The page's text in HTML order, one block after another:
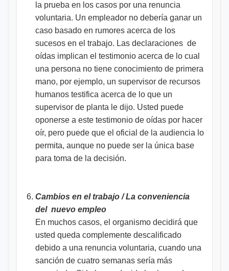
la prueba en los casos por una renuncia
voluntaria. Un empleador no debería ganar un
caso basado en rumores acerca de los
sucesos en el trabajo. Las declaraciones de
oídas implican el testimonio acerca de lo cual
una persona no tiene conocimiento de primera
mano, por ejemplo, un supervisor de recursos
humanos testifica acerca de lo que un
supervisor de planta le dijo. Usted puede
oponerse a este testimonio de oídas por hacer
oír, pero puede que el oficial de la audiencia lo
permita, aunque no puede ser la única base
para toma de la decisión.
Cambios en el trabajo / La conveniencia
del nuevo empleo
En muchos casos, el organismo decidirá que
usted queda complemente descalificado
debido a una renuncia voluntaria, cuando una
sanción de cuatro semanas sería más